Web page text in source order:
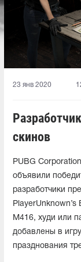
23 янв 2020
скинов
PUBG
объявили
разработчики
M416, худи или
добавлены в
празднования